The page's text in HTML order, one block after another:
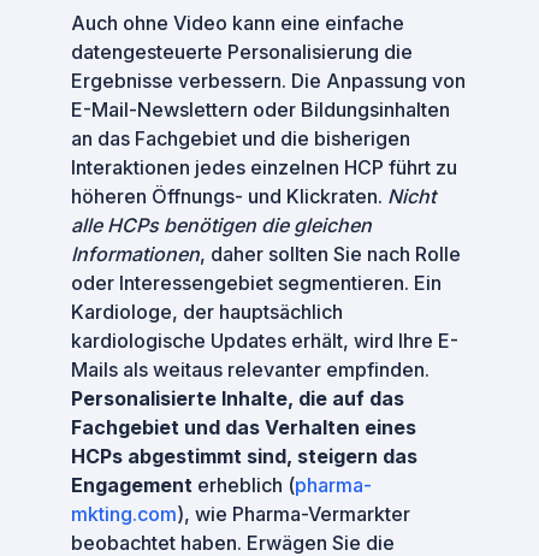
Auch ohne Video kann eine einfache
datengesteuerte Personalisierung die
Ergebnisse verbessern. Die Anpassung von
E-Mail-Newslettern oder Bildungsinhalten
an das Fachgebiet und die bisherigen
Interaktionen jedes einzelnen HCP führt zu
höheren Öffnungs- und Klickraten. Nicht
alle HCPs benötigen die gleichen
Informationen, daher sollten Sie nach Rolle
oder Interessengebiet segmentieren. Ein
Kardiologe, der hauptsächlich
kardiologische Updates erhält, wird Ihre E-
Mails als weitaus relevanter empfinden.
Personalisierte Inhalte, die auf das
Fachgebiet und das Verhalten eines
HCPs abgestimmt sind, steigern das
Engagement erheblich (pharma-
mkting.com), wie Pharma-Vermarkter
beobachtet haben. Erwägen Sie die